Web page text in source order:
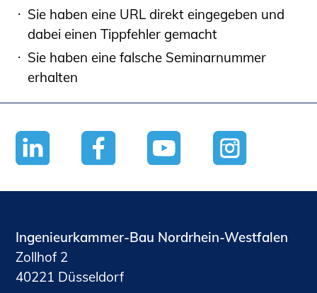
Informationen für Fortbildungsträger
Anträge, Anzeigen, Formulare
Fortbildung/Seminare
Informationen für Ingenieurinnen
Recht
Planungswettbewerbe
Öffentlich bestellte und vereidigte
Sachverständige
Prüfsachverständige
Sie haben eine URL direkt eingegeben und
dabei einen Tippfehler gemacht
Sie haben eine falsche Seminarnummer
erhalten
Ingenieurkammer-Bau Nordrhein-Westfalen
Zollhof 2
40221 Düsseldorf